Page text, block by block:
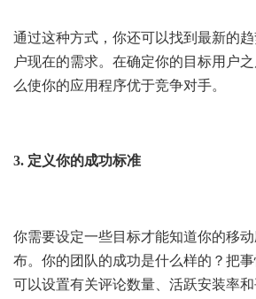
通过这种方式，你还可以找到最新的
户现在的需求。在确定你的目标用户
么使你的应用程序优于竞争对手。
3. 定义你的成功标准
你需要设定一些目标才能知道你的移
布。你的团队的成功是什么样的？把
可以设置有关评论数量、活跃安装率和